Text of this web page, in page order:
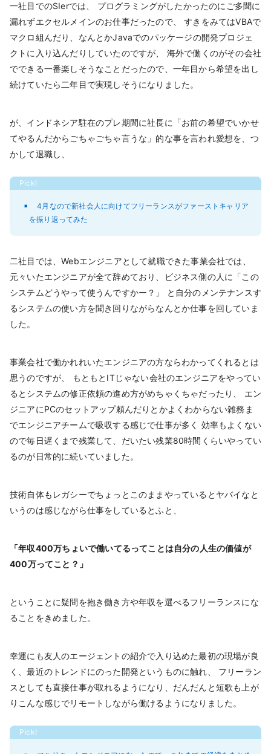
一社目でのSIerでは、 プログラミングがしたかったのにご多聞に
漏れずエクセルメインのお仕事だったので、 すきをみてはVBAで
マクロ組んだり、なんとかJavaでのパッケージの開発プロジェ
クトに入り込んだりしていたのですが、 海外で働くのがその会社
でできる一番楽しそうなことだったので、一年目から希望を出し
続けていたら二年目で実現しそうになりました。
が、インドネシア駐在のプレ期間に社長に「お前の希望でいかせ
てやるんだからごちゃごちゃ言うな」的な事を言われ愛想を、つ
かして退職し、
4月なので新社会人に向けてフリーランスがファーストキャリア
を振り返ってみた
二社目では、Webエンジニアとして就職できた事業会社では、
元々いたエンジニアが全て辞めており、ビジネス側の人に「この
システムどうやって使うんですかー？」 と自分のメンテナンスす
るシステムの使い方を聞き回りながらなんとか仕事を回していま
した。
事業会社で働かれれいたエンジニアの方ならわかってくれるとは
思うのですが、 もともとITじゃない会社のエンジニアをやってい
るとシステムの修正依頼の進め方がめちゃくちゃだったり、 エン
ジニアにPCのセットアップ頼んだりとかよくわからない雑務ま
でエンジニアチームで吸収する感じで仕事が多く 効率もよくない
ので毎日遅くまで残業して、だいたい残業80時間くらいやってい
るのが日常的に続いていました。
技術自体もレガシーでちょっとこのままやっているとヤバイなと
いうのは感じながら仕事をしているとふと、
「年収400万ちょいで働いてるってことは自分の人生の価値が
400万ってこと？」
ということに疑問を抱き働き方や年収を選べるフリーランスにな
ることをきめました。
幸運にも友人のエージェントの紹介で入り込めた最初の現場が良
く、最近のトレンドにのった開発というものに触れ、 フリーラン
スとしても直接仕事が取れるようになり、だんだんと短歌も上が
りこんな感じでリモートしながら働けるようになりました。